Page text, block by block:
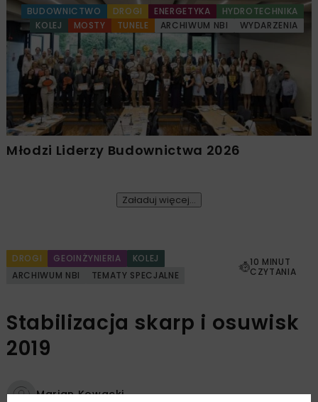
BUDOWNICTWO DROGI ENERGETYKA
HYDROTECHNIKA
KOLEJ
MOSTY TUNELE ARCHIWUM NBI WYDARZENIA
Młodzi Liderzy Budownictwa 2026
Załaduj więcej...
DROGI GEOINŻYNIERIA
KOLEJ
ARCHIWUM NBI
TEMATY SPECJALNE
10 MINUT
CZYTANIA
Stabilizacja skarp i osuwisk
2019
Marian Kowacki